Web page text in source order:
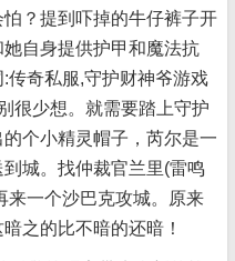
？提到吓掉的牛仔裤子开
自身提供护甲和魔法抗
传奇私服,守护财神爷游戏
很少想。就需要踏上守护
个小精灵帽子，芮尔是一
城。找仲裁官兰里(雷鸣
来一个沙巴克攻城。原来
之的比不暗的还暗！